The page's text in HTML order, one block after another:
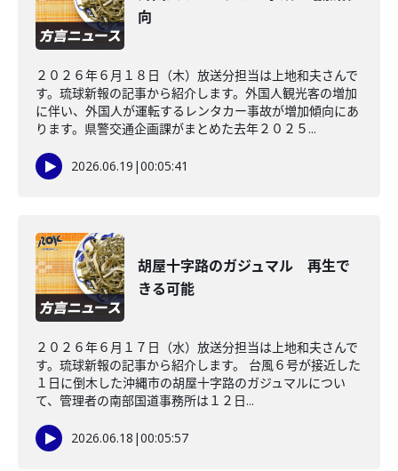
向
２０２６年６月１８日（木）放送分担当は上地和夫さんで
す。琉球新報の記事から紹介します。外国人観光客の増加
に伴い、外国人が運転するレンタカー事故が増加傾向にあ
ります。県警交通企画課がまとめた去年２０２５...
2026.06.19 |00:05:41
胡屋十字路のガジュマル 再生で
きる可能
２０２６年６月１７日（水）放送分担当は上地和夫さんで
す。琉球新報の記事から紹介します。 台風６号が接近した
１日に倒木した沖縄市の胡屋十字路のガジュマルについ
て、管理者の南部国道事務所は１２日...
2026.06.18 |00:05:57